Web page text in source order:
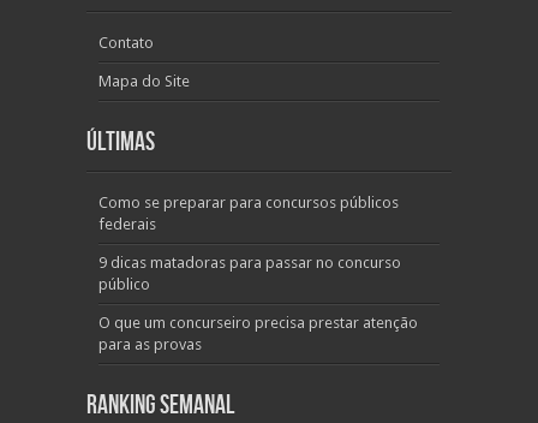
Contato
Mapa do Site
Últimas
Como se preparar para concursos públicos
federais
9 dicas matadoras para passar no concurso
público
O que um concurseiro precisa prestar atenção
para as provas
Ranking Semanal